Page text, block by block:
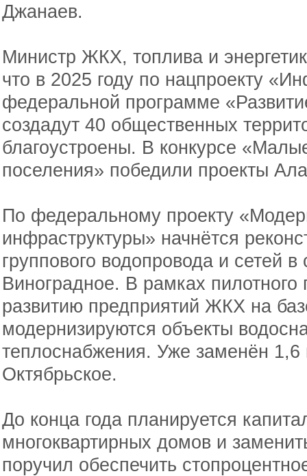
Джанаев.
Министр ЖКХ, топлива и
что в 2025 году по нацпроекту
федеральной программе
создадут 40 общественных
благоустроены. В конкурсе
поселения» победили проекты
По федеральному проекту
инфраструктуры» начнётся
группового водопровода и сетей
Виноградное. В рамках пилотного
развитию предприятий ЖКХ на
модернизируются объекты
теплоснабжения. Уже заменён 1,6
Октябрьское.
До конца года планируется
многоквартирных домов и
поручил обеспечить